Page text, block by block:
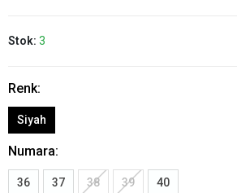
Stok: 3
Renk:
Siyah
Numara:
36 37 38 39 40